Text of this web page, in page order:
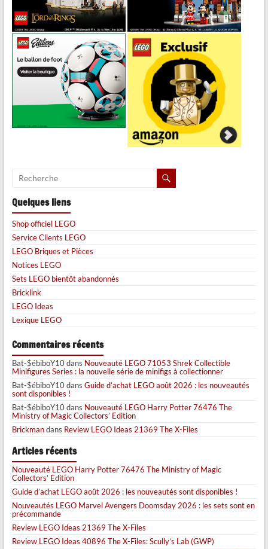
Quelques liens
Shop officiel LEGO
Service Clients LEGO
LEGO Briques et Pièces
Notices LEGO
Sets LEGO bientôt abandonnés
Bricklink
LEGO Ideas
Lexique LEGO
Commentaires récents
Bat-$ébiboY10dans Nouveauté LEGO 71053 Shrek Collectible
Minifigures Series : la nouvelle série de minifigs à collectionner
Bat-$ébiboY10dans Guide d’achat LEGO août 2026 : les nouveautés
sont disponibles !
Bat-$ébiboY10dans Nouveauté LEGO Harry Potter 76476 The
Ministry of Magic Collectors’ Edition
Brickmandans Review LEGO Ideas 21369 The X-Files
Articles récents
Nouveauté LEGO Harry Potter 76476 The Ministry of Magic
Collectors’ Edition
Guide d’achat LEGO août 2026 : les nouveautés sont disponibles !
Nouveautés LEGO Marvel Avengers Doomsday 2026 : les sets sont en
précommande
Review LEGO Ideas 21369 The X-Files
Review LEGO Ideas 40896 The X-Files: Scully’s Lab (GWP)